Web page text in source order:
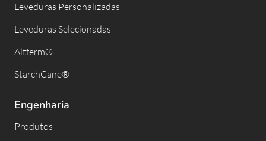
Leveduras Personalizadas
Leveduras Selecionadas
Altferm®
StarchCane®
Engenharia
Produtos